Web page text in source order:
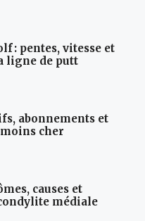
: pentes, vitesse et
ligne de putt
abonnements et
cher
causes et
médiale